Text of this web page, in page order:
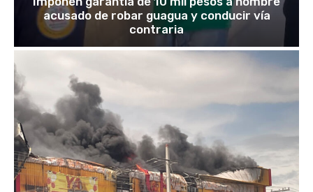
acusado de robar guagua y conducir vía
contraria